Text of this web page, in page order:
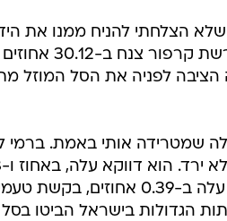
הצלחתי להניח ממנו את
שלושים אחוזים. סל המוצרים שכולל למעלה ממאה פריטים ברשת קרפור צנח ב-30.12 אחוזים
לפניה את הסל המוזל
שמטרידה אותי באמת. ברמי
בדיוק. בטיב טעם הסל זינק ב-2.54 אחוזים. בשופרסל דיל הוא עלה ב-0.39 אחוזים,
חמש מעשר הרשתות הגדולות בישראל הביטו